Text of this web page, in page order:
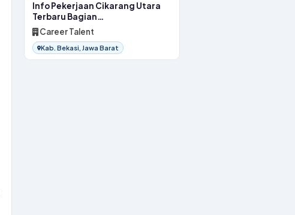
Info Pekerjaan Cikarang Utara
Terbaru Bagian
OperatorProduksi 2026
Career Talent
Kab. Bekasi, Jawa Barat